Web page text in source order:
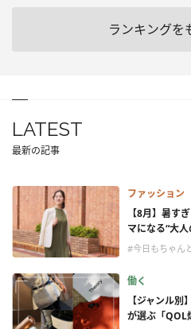
ランキングを
LATEST
最新の記事
ファッション
【8月】暑す
マになる“大人
#今日もちゃん
働く
【ジャンル
が選ぶ「QOL